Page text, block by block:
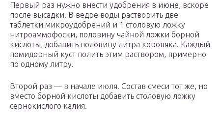
Первый раз нужно внести удобрения в июне, вскоре
после высадки. В ведре воды растворить две
таблетки микроудобрений и 1 столовую ложку
нитроаммофоски, половину чайной ложки борной
кислоты, добавить половину литра коровяка. Каждый
помидорный куст полить этим раствором, примерно
по одному литру.
Второй раз — в начале июля. Состав смеси тот же, но
вместо борной кислоты добавить столовую ложку
сернокислого калия.